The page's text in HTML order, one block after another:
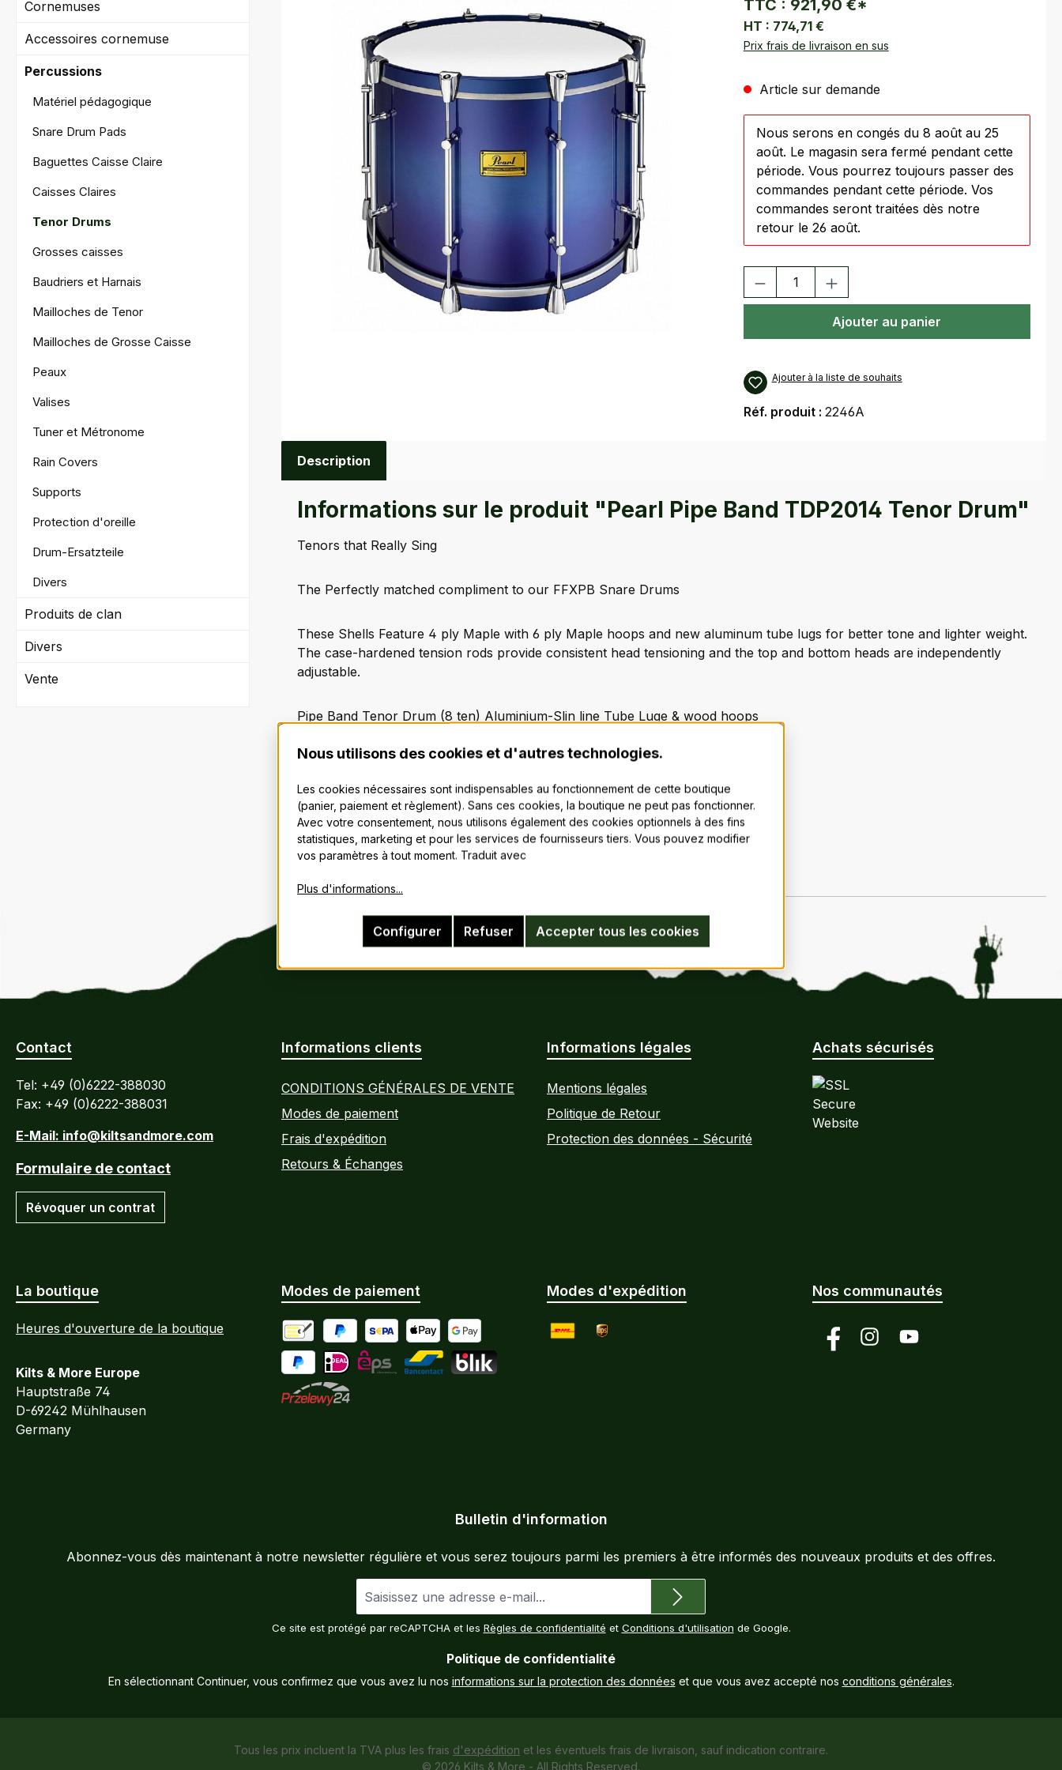
Cornemuses
Accessoires cornemuse
Percussions
Matériel pédagogique
Snare Drum Pads
Baguettes Caisse Claire
Caisses Claires
Tenor Drums
Grosses caisses
Baudriers et Harnais
Mailloches de Tenor
Mailloches de Grosse Caisse
Peaux
Valises
Tuner et Métronome
Rain Covers
Supports
Protection d'oreille
Drum-Ersatzteile
Divers
Produits de clan
Divers
Vente
TTC : 921,90 €*
HT : 774,71 €
Prix frais de livraison en sus
Article sur demande
Nous serons en congés du 8 août au 25
août. Le magasin sera fermé pendant cette
période. Vous pourrez toujours passer des
commandes pendant cette période. Vos
commandes seront traitées dès notre
retour le 26 août.
Ajouter au panier
Ajouter à la liste de souhaits
Réf. produit : 2246A
Description
Informations sur le produit "Pearl Pipe Band TDP2014 Tenor Drum"
Tenors that Really Sing
The Perfectly matched compliment to our FFXPB Snare Drums
These Shells Feature 4 ply Maple with 6 ply Maple hoops and new aluminum tube lugs for better tone and lighter weight.
The case-hardened tension rods provide consistent head tensioning and the top and bottom heads are independently
adjustable.
Pipe Band Tenor Drum (8 ten) Aluminium-Slin line Tube Luge & wood hoops
4 ply Maple Shells with 6 ply Maple hoops
Independent Head Adjustment
Anozided Hardware
Contact
Tel: +49 (0)6222-388030
Fax: +49 (0)6222-388031
E-Mail: info@kiltsandmore.com
Formulaire de contact
Révoquer un contrat
Informations clients
CONDITIONS GÉNÉRALES DE VENTE
Modes de paiement
Frais d'expédition
Retours & Échanges
Informations légales
Mentions légales
Politique de Retour
Protection des données - Sécurité
Achats sécurisés
La boutique
Heures d'ouverture de la boutique
Kilts & More Europe
Hauptstraße 74
D-69242 Mühlhausen
Germany
Modes de paiement
Paiement anticipé par virement bancaire
PayPalSEPA Lastschrift
Apple PayGoogle Pay
payer plus tard / paiement échelonné
iDEAL
Modes d'expédition Nos communautés
FacebookInstagramYouTube
Bulletin d'information
Abonnez-vous dès maintenant à notre newsletter régulière et vous serez toujours parmi les premiers à être informés des nouveaux produits et des offres.
e-
*
Ce site est protégé par reCAPTCHA et les Règles de confidentialité et Conditions d'utilisation de Google.
Politique de confidentialité
En sélectionnant Continuer, vous confirmez que vous avez lu nos informations sur la protection des données et que vous avez accepté nos conditions générales.
Tous les prix incluent la TVA plus les frais d'expédition et les éventuels frais de livraison, sauf indication contraire.
© 2026 Kilts & More - All Rights Reserved.
Nous utilisons des cookies et d'autres technologies.
Les cookies nécessaires sont indispensables au fonctionnement de cette boutique
(panier, paiement et règlement). Sans ces cookies, la boutique ne peut pas fonctionner.
Avec votre consentement, nous utilisons également des cookies optionnels à des fins
statistiques, marketing et pour les services de fournisseurs tiers. Vous pouvez modifier
vos paramètres à tout moment. Traduit avec
Plus d'informations...
Refuser
Configurer Accepter tous les cookies